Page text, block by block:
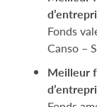
Fonds
Canso –
Meilleur